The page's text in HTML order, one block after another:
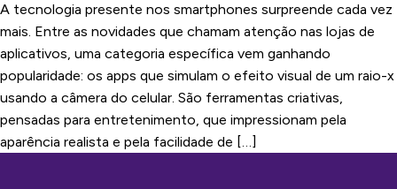
A tecnologia presente nos smartphones surpreende cada vez
mais. Entre as novidades que chamam atenção nas lojas de
aplicativos, uma categoria específica vem ganhando
popularidade: os apps que simulam o efeito visual de um raio-x
usando a câmera do celular. São ferramentas criativas,
pensadas para entretenimento, que impressionam pela
aparência realista e pela facilidade de […]